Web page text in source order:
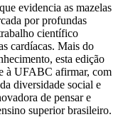
evidencia as mazelas
por profundas
científico
cardíacas. Mais do
esta edição
à UFABC afirmar, com
diversidade social e
de pensar e
superior brasileiro.